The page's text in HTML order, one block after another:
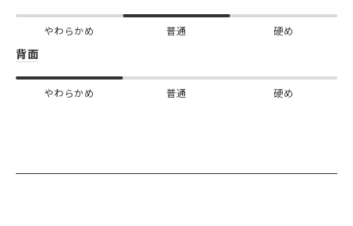
やわらかめ 普通 硬め
背面
やわらかめ 普通 硬め